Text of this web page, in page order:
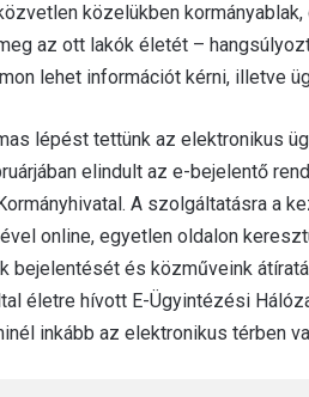
közelükben
az ott lakók életét –
lehet információt kérni, illetve
lépést tettünk az elektronikus
elindult az e-bejelentő
A szolgáltatásra a
online, egyetlen oldalon
bejelentését és közműveink
életre hívott E-Ügyintézési
inkább az elektronikus térben